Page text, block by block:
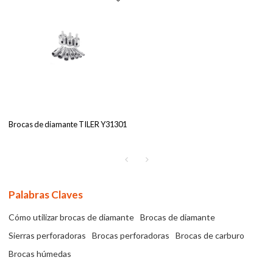
Brocas de diamante TILER Y31301
Palabras Claves
Cómo utilizar brocas de diamante
Brocas de diamante
Sierras perforadoras
Brocas perforadoras
Brocas de carburo
Brocas húmedas